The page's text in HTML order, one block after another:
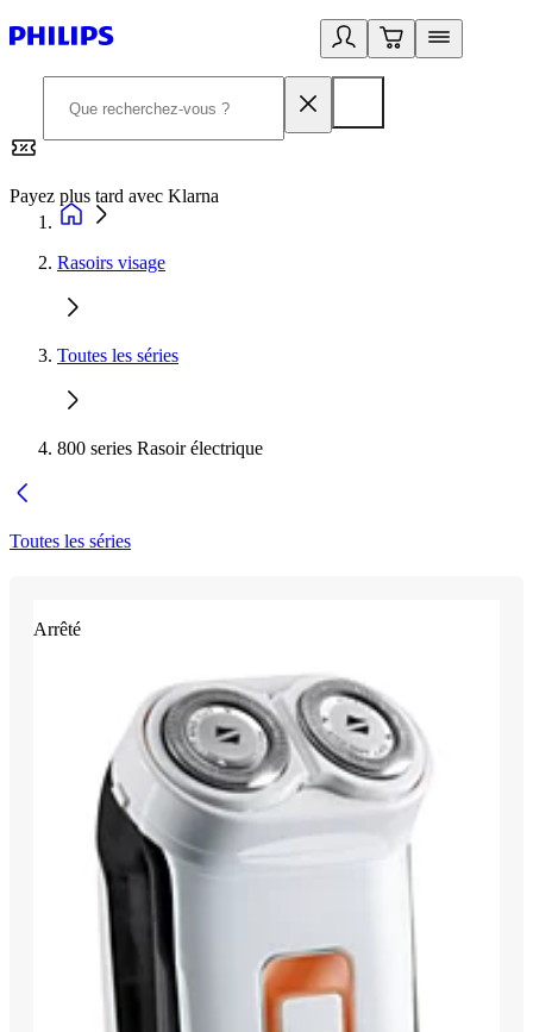
Payez plus tard avec Klarna
Rasoirs visage
Toutes les séries
800 series Rasoir électrique
Toutes les séries
Arrêté